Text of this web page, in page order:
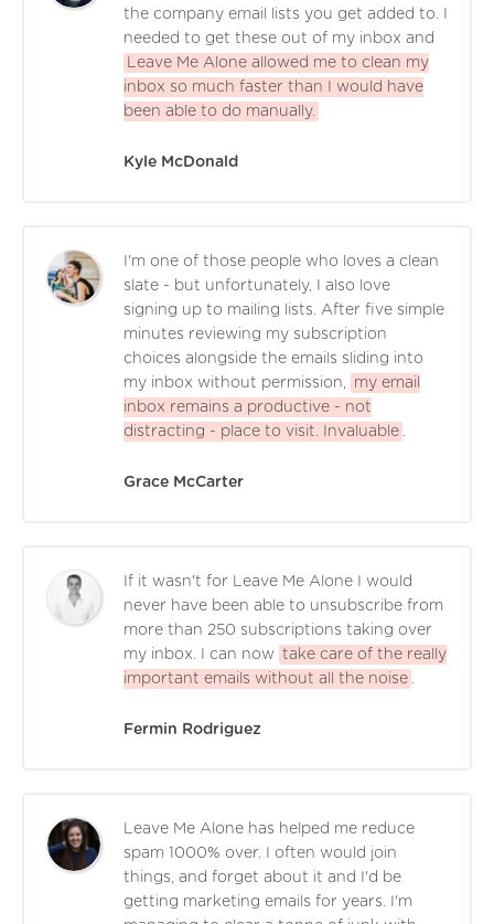
the company email lists you get added to. I
needed to get these out of my inbox and
Leave Me Alone allowed me to clean my
inbox so much faster than I would have
been able to do manually.
Kyle McDonald
I'm one of those people who loves a clean
slate - but unfortunately, I also love
signing up to mailing lists. After five simple
minutes reviewing my subscription
choices alongside the emails sliding into
my inbox without permission,
my email
inbox remains a productive - not
distracting - place to visit. Invaluable .
Grace McCarter
If it wasn't for Leave Me Alone I would
never have been able to unsubscribe from
more than 250 subscriptions taking over
my inbox. I can now take care of the really
important emails without all the noise .
Fermin Rodriguez
Leave Me Alone has helped me reduce
spam 1000% over. I often would join
things, and forget about it and I'd be
getting marketing emails for years. I'm